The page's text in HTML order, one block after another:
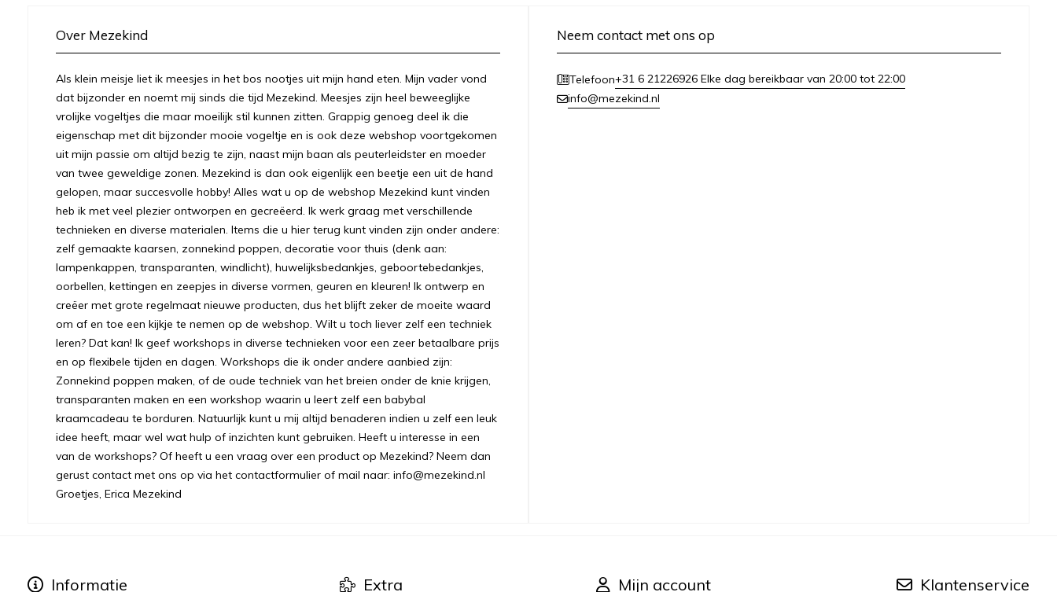
Over Mezekind
Als klein meisje liet ik meesjes in het bos nootjes uit mijn hand eten. Mijn vader vond
dat bijzonder en noemt mij sinds die tijd Mezekind. Meesjes zijn heel beweeglijke
vrolijke vogeltjes die maar moeilijk stil kunnen zitten. Grappig genoeg deel ik die
eigenschap met dit bijzonder mooie vogeltje en is ook deze webshop voortgekomen
uit mijn passie om altijd bezig te zijn, naast mijn baan als peuterleidster en moeder
van twee geweldige zonen. Mezekind is dan ook eigenlijk een beetje een uit de hand
gelopen, maar succesvolle hobby! Alles wat u op de webshop Mezekind kunt vinden
heb ik met veel plezier ontworpen en gecreëerd. Ik werk graag met verschillende
technieken en diverse materialen. Items die u hier terug kunt vinden zijn onder andere:
zelf gemaakte kaarsen, zonnekind poppen, decoratie voor thuis (denk aan:
lampenkappen, transparanten, windlicht), huwelijksbedankjes, geboortebedankjes,
oorbellen, kettingen en zeepjes in diverse vormen, geuren en kleuren! Ik ontwerp en
creëer met grote regelmaat nieuwe producten, dus het blijft zeker de moeite waard
om af en toe een kijkje te nemen op de webshop. Wilt u toch liever zelf een techniek
leren? Dat kan! Ik geef workshops in diverse technieken voor een zeer betaalbare prijs
en op flexibele tijden en dagen. Workshops die ik onder andere aanbied zijn:
Zonnekind poppen maken, of de oude techniek van het breien onder de knie krijgen,
transparanten maken en een workshop waarin u leert zelf een babybal
kraamcadeau te borduren. Natuurlijk kunt u mij altijd benaderen indien u zelf een leuk
idee heeft, maar wel wat hulp of inzichten kunt gebruiken. Heeft u interesse in een
van de workshops? Of heeft u een vraag over een product op Mezekind? Neem dan
gerust contact met ons op via het contactformulier of mail naar: info@mezekind.nl
Groetjes, Erica Mezekind
Neem contact met ons op
Telefoon+31 6 21226926 Elke dag bereikbaar van 20:00 tot 22:00
info@mezekind.nl
Informatie Extra Mijn account Klantenservice